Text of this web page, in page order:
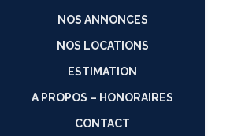
NOS ANNONCES
NOS LOCATIONS
ESTIMATION
A PROPOS – HONORAIRES
CONTACT